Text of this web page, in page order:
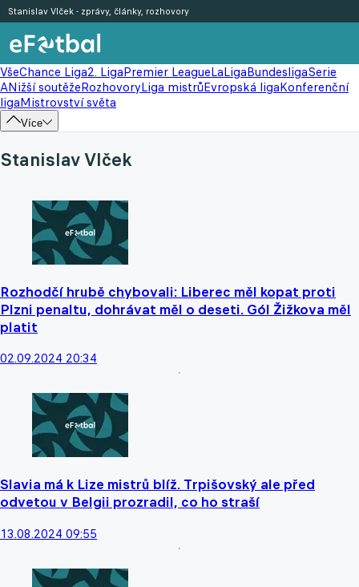
VšeChance Liga2. LigaPremier LeagueLaLigaBundesligaSerie
ANižší soutěžeRozhovoryLiga mistrůEvropská ligaKonferenční
ligaMistrovství světa
Více
Stanislav Vlček - zprávy, články, rozhovory
Stanislav Vlček
Rozhodčí hrubě chybovali: Liberec měl kopat proti
Plzni penaltu, dohrávat měl o deseti. Gól Žižkova měl
platit
02.09.2024 20:34
Slavia má k Lize mistrů blíž. Trpišovský ale před
odvetou v Belgii prozradil, co ho straší
13.08.2024 09:55